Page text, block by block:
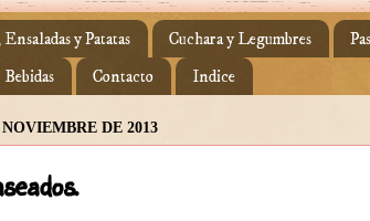
y Patatas Cuchara y Legumbres
Bebidas Contacto Indice
DE 2013